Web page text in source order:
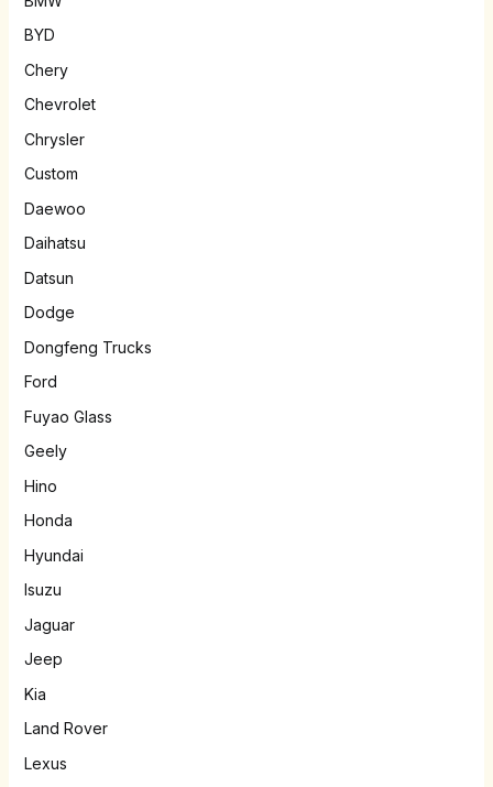
BYD
Chery
Chevrolet
Chrysler
Custom
Daewoo
Daihatsu
Datsun
Dodge
Dongfeng Trucks
Ford
Fuyao Glass
Geely
Hino
Honda
Hyundai
Isuzu
Jaguar
Jeep
Kia
Land Rover
Lexus